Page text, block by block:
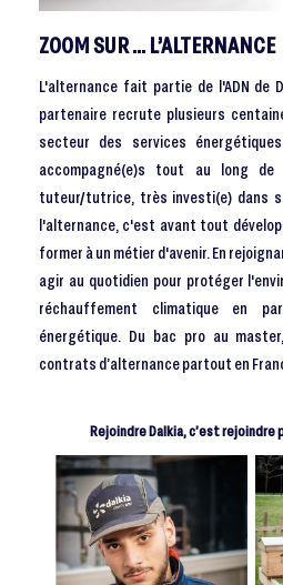
ZOOM SUR … L’ALTERNANCE
L'alternance fait partie de l'ADN de
partenaire recrute plusieurs
secteur des services
accompagné(e)s tout au long
tuteur/tutrice, très investi(e) dans
l'alternance, c'est avant tout
former à un métier d'avenir. En
agir au quotidien pour protéger
réchauffement climatique en
énergétique. Du bac pro au
contrats d’alternance partout en
Rejoindre Dalkia, c’est rejoindre